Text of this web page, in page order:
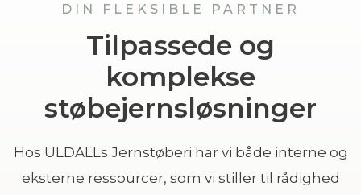
DIN FLEKSIBLE PARTNER
Tilpassede og
komplekse
støbejernsløsninger
Hos ULDALLs Jernstøberi har vi både interne og
eksterne ressourcer, som vi stiller til rådighed